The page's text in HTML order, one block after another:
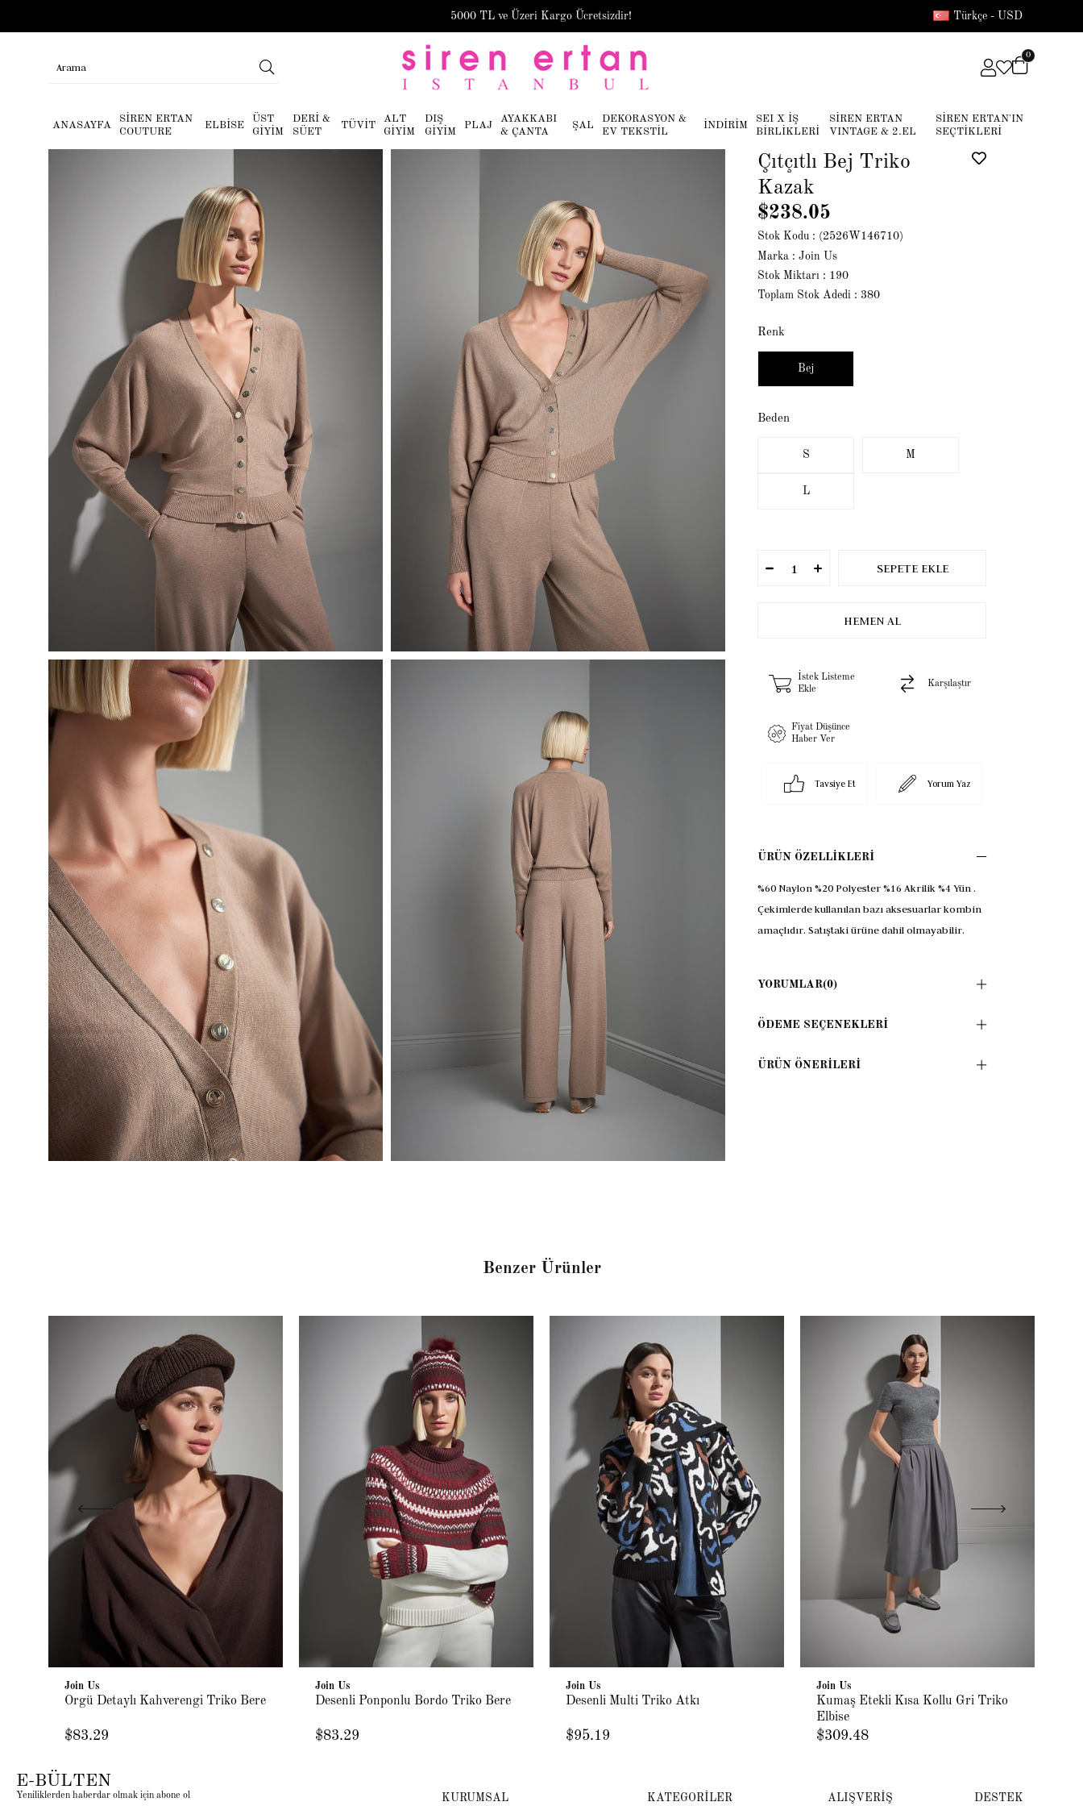
5000 TL ve Üzeri Kargo Ücretsizdir! Türkçe - USD
0
ANASAYFA
SİREN ERTAN
COUTURE
ELBİSE
ÜST
GİYİM
DERİ &
SÜET
TÜVİT
ALT
GİYİM
DIŞ
GİYİM
PLAJ
AYAKKABI
& ÇANTA
ŞAL
DEKORASYON &
EV TEKSTİL
İNDİRİM
SEI X İŞ
BİRLİKLERİ
SİREN ERTAN
VINTAGE & 2.EL
SİREN ERTAN'IN
SEÇTİKLERİ
Çıtçıtlı Bej Triko
Kazak
$238.05
Stok Kodu
(2526W146710)
Marka : Join Us
Stok Miktarı : 190
Toplam Stok Adedi : 380
Renk
Bej
Beden
S M
L
İstek Listeme
Ekle
Karşılaştır
Fiyat Düşünce
Haber Ver
Tavsiye Et Yorum Yaz
ÜRÜN ÖZELLIKLERI
%60 Naylon %20 Polyester %16 Akrilik %4 Yün .
Çekimlerde kullanılan bazı aksesuarlar kombin
amaçlıdır. Satıştaki ürüne dahil olmayabilir.
YORUMLAR(0)
ÖDEME SEÇENEKLERI
ÜRÜN ÖNERILERI
Benzer Ürünler
Join Us
Örgü Detaylı Kahverengi Triko Bere
$83.29
Join Us
Desenli Ponponlu Bordo Triko Bere
$83.29
Join Us
Desenli Multi Triko Atkı
$95.19
Join Us
Kumaş Etekli Kısa Kollu Gri Triko
Elbise
$309.48
E-BÜLTEN
Yeniliklerden haberdar olmak için abone ol KURUMSAL KATEGORİLER ALIŞVERİŞ DESTEK